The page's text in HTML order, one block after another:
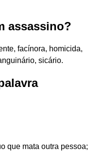
assassino?
facínora, homicida,
sicário.
que mata outra pessoa;